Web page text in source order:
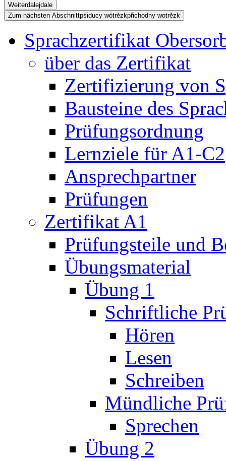
Weiterdalejdale
Zum nächsten Abschnittpśiducy wótrězkpřichodny wotrězk
Sprachzertifikat
über das Zertifikat
Zertifizierung von
Bausteine des
Prüfungsordnung
Lernziele für A1-C2
Ansprechpartner
Prüfungen
Zertifikat A1
Prüfungsteile und
Übungsmaterial
Übung 1
Schriftliche
Hören
Lesen
Schreiben
Mündliche
Sprechen
Übung 2